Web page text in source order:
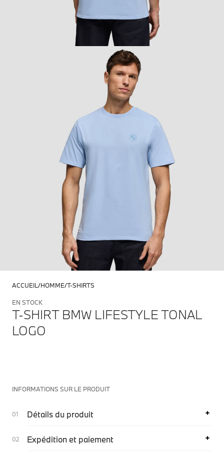
ACCUEIL HOMME T-SHIRTS
EN STOCK
T-SHIRT BMW LIFESTYLE TONAL
LOGO
INFORMATIONS SUR LE PRODUIT
Détails du produit
Expédition et paiement